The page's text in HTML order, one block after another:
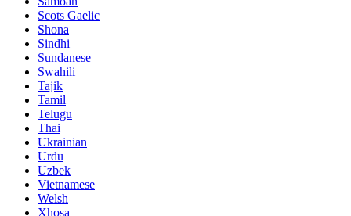
Scots Gaelic
Shona
Sindhi
Sundanese
Swahili
Tajik
Tamil
Telugu
Thai
Ukrainian
Urdu
Uzbek
Vietnamese
Welsh
Xhosa